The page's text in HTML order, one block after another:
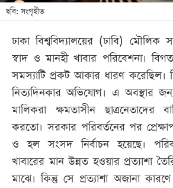
শিক্ষা
সব
বিভাগ
ছবি
ভিডিও
আর্কাইভ
ছবি: সংগৃহীত
ঢাকা বিশ্ববিদ্যালয়ের (ঢাবি)
স্বাদ ও মানহী খাবার পরিবেশনা।
সমস্যাটি প্রকট আকার ধারণ করেছিল।
নিত্যদিনকার অভিযোগ। এ অবস্থার
মালিকরা ক্ষমতাসীন ছাত্রনেতাদের
করতো। সরকার পরিবর্তনের পর
ও হল সংসদ নির্বাচন হয়েছে।
খাবারের মান উন্নত হওয়ার প্রত্যাশা
মাঝে। কিন্তু সে প্রত্যাশা অজানা